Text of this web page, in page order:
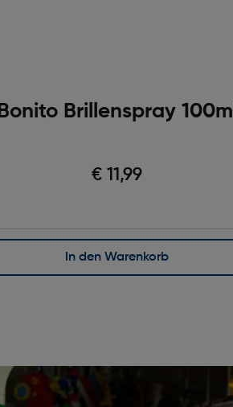
Bonito Brillenspray 100ml
€ 11,99
In den Warenkorb